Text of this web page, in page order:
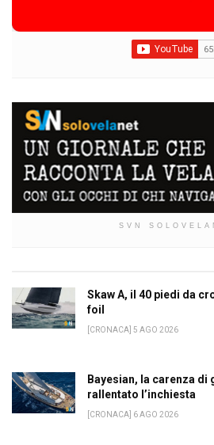
SVN
Skaw A, il 40 piedi da
foil
[CRONACA] 5 AGO 2026
Bayesian, la carenza di
rallentato l’inchiesta
[CRONACA] 6 AGO 2026